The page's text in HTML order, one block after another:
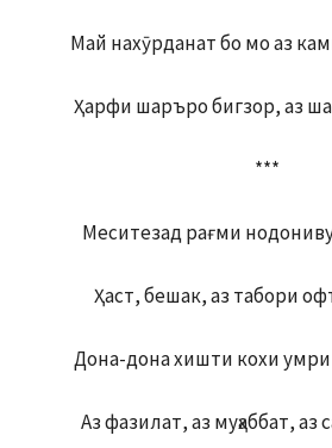
Май нахӯрданат бо мо аз
Ҳарфи шаръро бигзор, аз
***
Меситезад рағми
Ҳаст, бешак, аз табори
Дона-дона хишти кохи
Аз фазилат, аз муҳаббат, аз